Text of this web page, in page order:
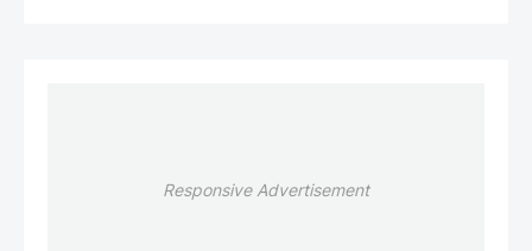
Responsive Advertisement